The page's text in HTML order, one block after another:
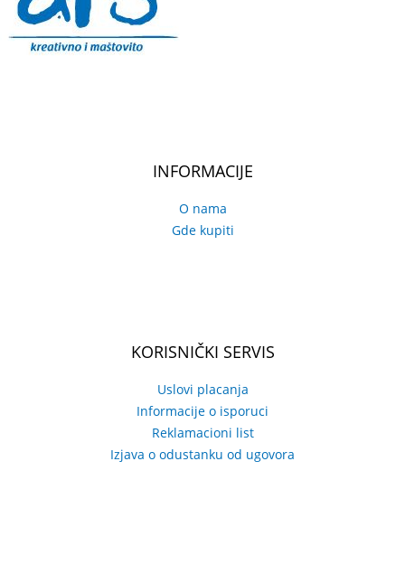
INFORMACIJE
O nama
Gde kupiti
KORISNIČKI SERVIS
Uslovi placanja
Informacije o isporuci
Reklamacioni list
Izjava o odustanku od ugovora